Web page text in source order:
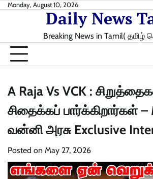
SkipMonday, August 10, 2026
Daily News
Breaking News in Tamil( தமிழ்
A Raja Vs VCK :
சிதைக்கப் பார்க்கிறார்கள் –
வன்னி அரசு Exclusive
Posted on May 27, 2026